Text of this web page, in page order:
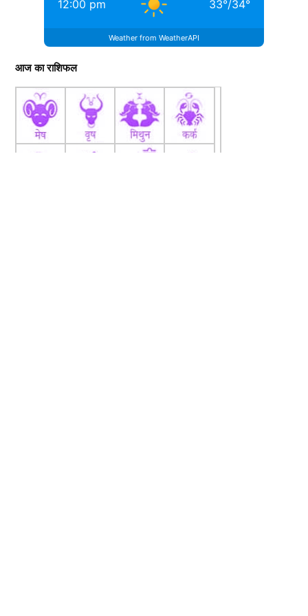
12:00 pm 33°/34°
Weather from WeatherAPI
आज का राशिफल